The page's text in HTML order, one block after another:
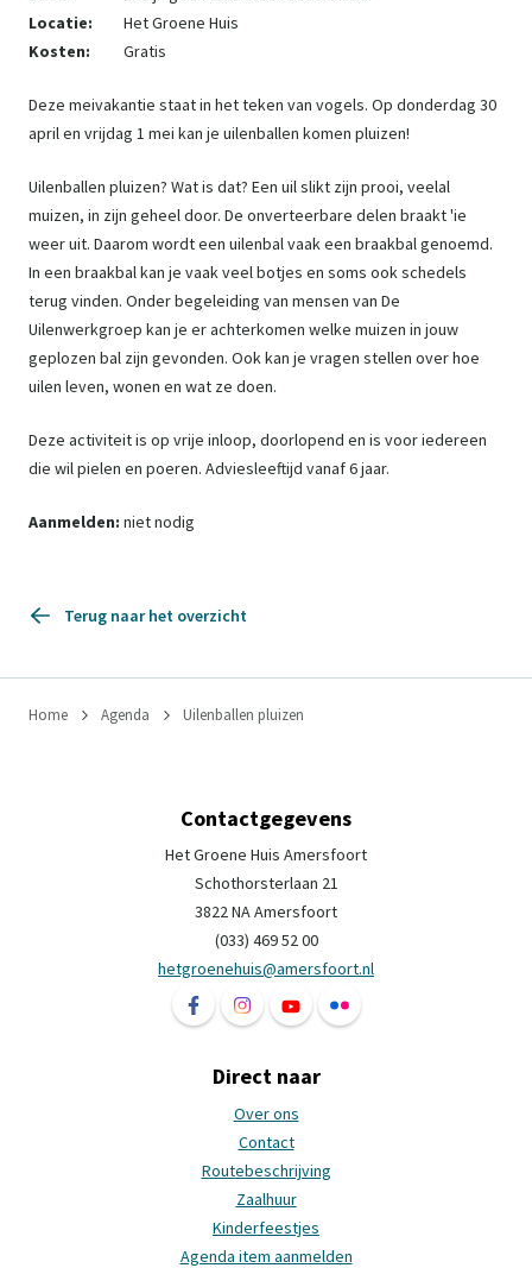
Locatie:
Het Groene Huis
Kosten:
Gratis
Deze meivakantie staat in het teken van vogels. Op donderdag 30
april en vrijdag 1 mei kan je uilenballen komen pluizen!
Uilenballen pluizen? Wat is dat? Een uil slikt zijn prooi, veelal
muizen, in zijn geheel door. De onverteerbare delen braakt 'ie
weer uit. Daarom wordt een uilenbal vaak een braakbal genoemd.
In een braakbal kan je vaak veel botjes en soms ook schedels
terug vinden. Onder begeleiding van mensen van De
Uilenwerkgroep kan je er achterkomen welke muizen in jouw
geplozen bal zijn gevonden. Ook kan je vragen stellen over hoe
uilen leven, wonen en wat ze doen.
Deze activiteit is op vrije inloop, doorlopend en is voor iedereen
die wil pielen en poeren. Adviesleeftijd vanaf 6 jaar.
Aanmelden: niet nodig
Terug naar het overzicht
Home Agenda Uilenballen pluizen
Contactgegevens
Het Groene Huis Amersfoort
Schothorsterlaan 21
3822 NA Amersfoort
(033) 469 52 00
hetgroenehuis@amersfoort.nl
Volg ons op Facebook Het Groene Huis
Volg ons op Instagram Het Groene
Volg ons op YouTube Het
Volg ons op Flickr Het
Direct naar
Over ons
Contact
Routebeschrijving
Zaalhuur
Kinderfeestjes
Agenda item aanmelden